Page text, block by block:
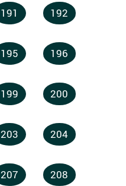
191 192
195 196
199 200
203 204
207 208